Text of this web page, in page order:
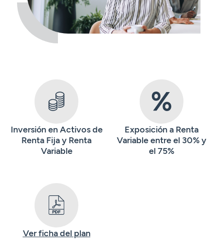
Inversión en Activos de
Renta Fija y Renta
Variable
Exposición a Renta
Variable entre el 30% y
el 75%
Ver ficha del plan